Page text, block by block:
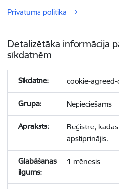
Privātuma politika
Detalizētāka informācija
sīkdatnēm
cookie-agreed-
Nepieciešams
Reģistrē,
apstiprinājis.
1 mēnesis